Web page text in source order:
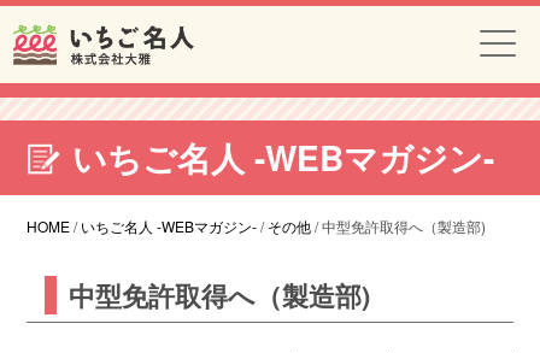
いちご名人 -WEBマガジン-
HOME/いちご名人 -WEBマガジン-/その他/中型免許取得へ（製造部)
中型免許取得へ（製造部)